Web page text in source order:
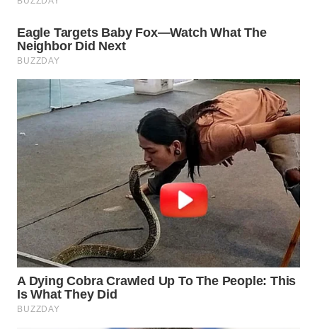
WN
NIAS
WN
LANGKAT
WN
TAPANULI
SELATAN
TANJUNG
LESUNG
WN
KARO